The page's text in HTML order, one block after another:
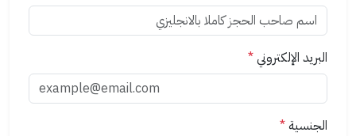
البريد الإلكتروني*
الجنسية *